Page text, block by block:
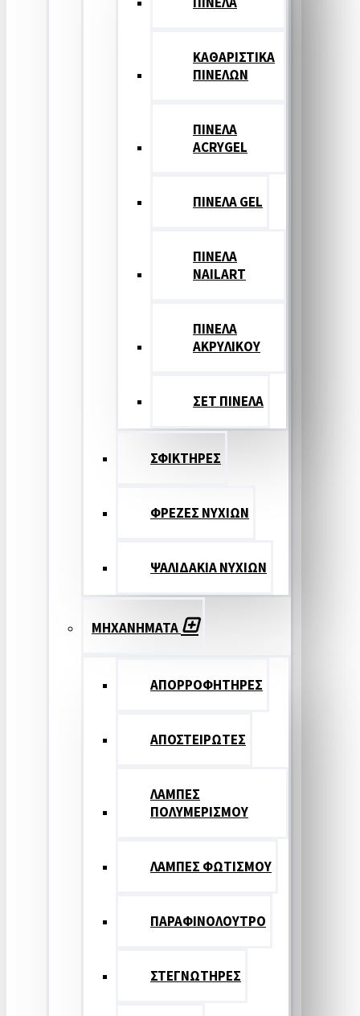
ΚΑΘΑΡΙΣΤΙΚΑ
ΠΙΝΕΛΩΝ
ΠΙΝΕΛΑ
ACRYGEL
ΠΙΝΕΛΑ GEL
ΠΙΝΕΛΑ
NAILART
ΠΙΝΕΛΑ
ΑΚΡΥΛΙΚΟΥ
ΣΕΤ ΠΙΝΕΛA
ΣΦΙΚΤΗΡΕΣ
ΦΡΕΖΕΣ ΝΥΧΙΩΝ
ΨΑΛΙΔΑΚΙΑ ΝΥΧΙΩΝ
ΜΗΧΑΝΗΜΑΤΑ
ΑΠΟΡΡΟΦΗΤΗΡΕΣ
ΑΠΟΣΤΕΙΡΩΤΕΣ
ΛΑΜΠΕΣ
ΠΟΛΥΜΕΡΙΣΜΟΥ
ΛΑΜΠΕΣ ΦΩΤΙΣΜΟΥ
ΠΑΡΑΦΙΝΟΛΟΥΤΡΟ
ΣΤΕΓΝΩΤΗΡΕΣ